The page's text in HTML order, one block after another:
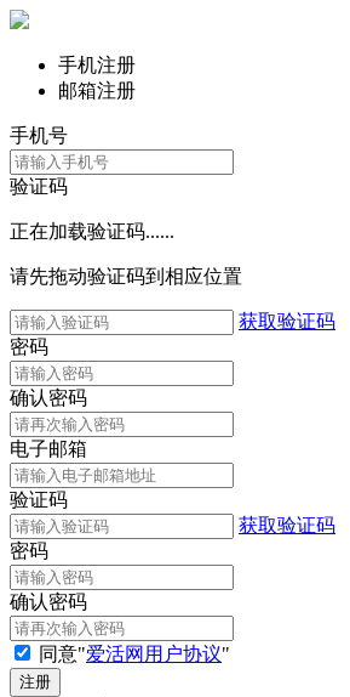
手机注册
邮箱注册
手机号
验证码
正在加载验证码......
请先拖动验证码到相应位置
获取验证码
密码
确认密码
电子邮箱
验证码
获取验证码
密码
确认密码
同意"爱活网用户协议"